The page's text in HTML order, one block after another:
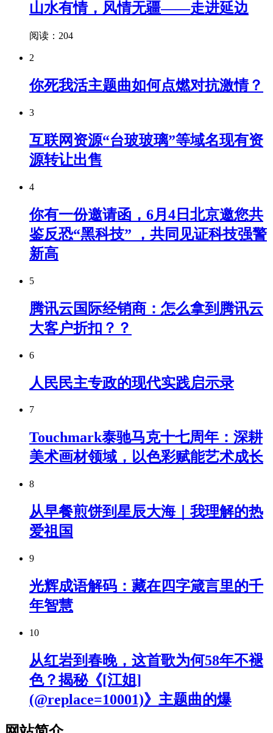
山水有情，风情无疆——走进延边
阅读：204
2
你死我活主题曲如何点燃对抗激情？
3
互联网资源“台玻玻璃”等域名现有资
源转让出售
4
你有一份邀请函，6月4日北京邀您共
鉴反恐“黑科技” ，共同见证科技强警
新高
5
腾讯云国际经销商：怎么拿到腾讯云
大客户折扣？？
6
人民民主专政的现代实践启示录
7
Touchmark泰驰马克十七周年：深耕
美术画材领域，以色彩赋能艺术成长
8
从早餐煎饼到星辰大海｜我理解的热
爱祖国
9
光辉成语解码：藏在四字箴言里的千
年智慧
10
从红岩到春晚，这首歌为何58年不褪
色？揭秘《[江姐]
(@replace=10001)》主题曲的爆